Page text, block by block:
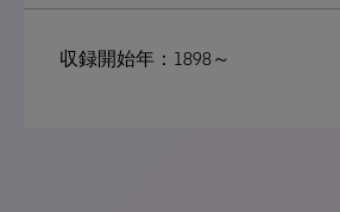
収録開始年：1898～